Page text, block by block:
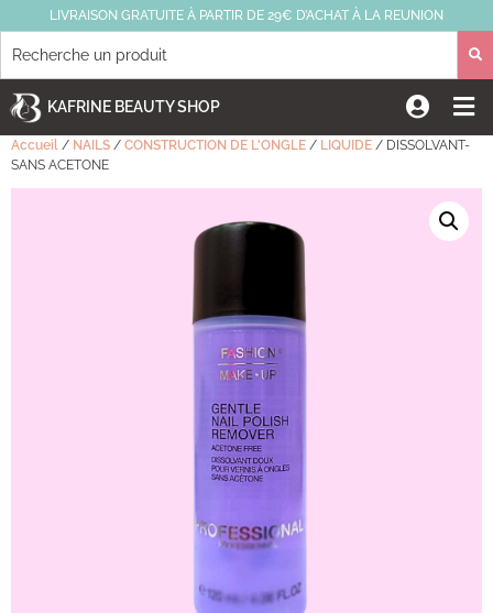
LIVRAISON GRATUITE À PARTIR DE 29€ D’ACHAT À LA REUNION
KAFRINE BEAUTY SHOP
Accueil / NAILS / CONSTRUCTION DE L'ONGLE / LIQUIDE / DISSOLVANT-
SANS ACETONE